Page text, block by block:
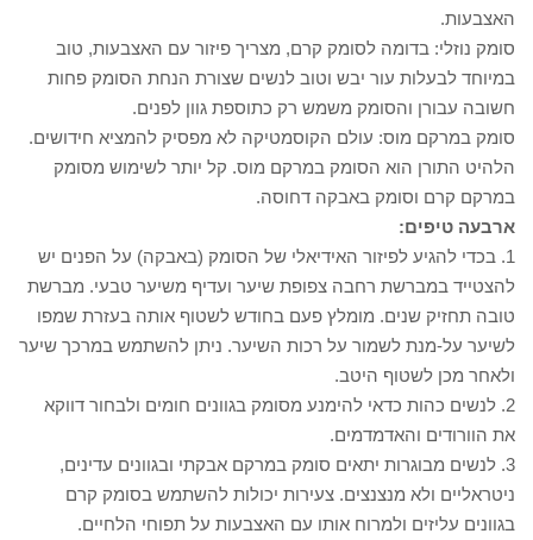
האצבעות.
סומק נוזלי: בדומה לסומק קרם, מצריך פיזור עם האצבעות, טוב
במיוחד לבעלות עור יבש וטוב לנשים שצורת הנחת הסומק פחות
חשובה עבורן והסומק משמש רק כתוספת גוון לפנים.
סומק במרקם מוס: עולם הקוסמטיקה לא מפסיק להמציא חידושים.
הלהיט התורן הוא הסומק במרקם מוס. קל יותר לשימוש מסומק
במרקם קרם וסומק באבקה דחוסה.
ארבעה טיפים:
1. בכדי להגיע לפיזור האידיאלי של הסומק (באבקה) על הפנים יש
להצטייד במברשת רחבה צפופת שיער ועדיף משיער טבעי. מברשת
טובה תחזיק שנים. מומלץ פעם בחודש לשטוף אותה בעזרת שמפו
לשיער על-מנת לשמור על רכות השיער. ניתן להשתמש במרכך שיער
ולאחר מכן לשטוף היטב.
2. לנשים כהות כדאי להימנע מסומק בגוונים חומים ולבחור דווקא
את הוורודים והאדמדמים.
3. לנשים מבוגרות יתאים סומק במרקם אבקתי ובגוונים עדינים,
ניטראליים ולא מנצנצים. צעירות יכולות להשתמש בסומק קרם
בגוונים עליזים ולמרוח אותו עם האצבעות על תפוחי הלחיים.